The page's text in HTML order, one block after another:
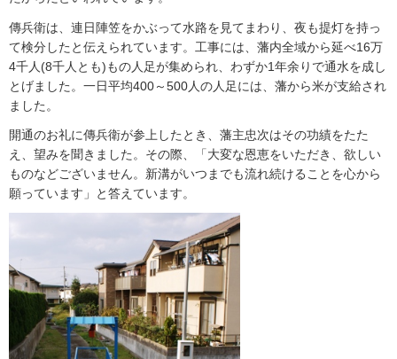
傳兵衛は、連日陣笠をかぶって水路を見てまわり、夜も提灯を持っ
て検分したと伝えられています。工事には、藩内全域から延べ16万
4千人(8千人とも)もの人足が集められ、わずか1年余りで通水を成し
とげました。一日平均400～500人の人足には、藩から米が支給され
ました。
開通のお礼に傳兵衛が参上したとき、藩主忠次はその功績をたた
え、望みを聞きました。その際、「大変な恩恵をいただき、欲しい
ものなどございません。新溝がいつまでも流れ続けることを心から
願っています」と答えています。